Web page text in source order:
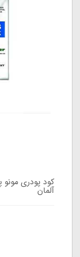
آلمان